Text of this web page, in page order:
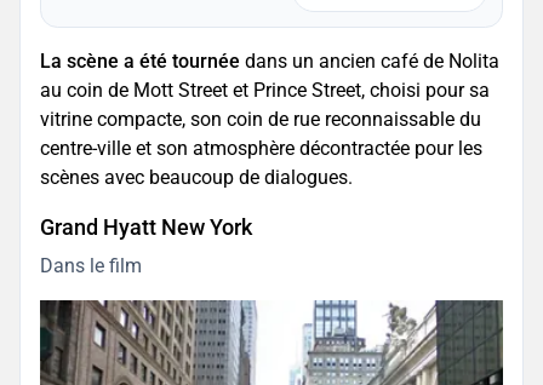
La scène a été tournée dans un ancien café de Nolita
au coin de Mott Street et Prince Street, choisi pour sa
vitrine compacte, son coin de rue reconnaissable du
centre-ville et son atmosphère décontractée pour les
scènes avec beaucoup de dialogues.
Grand Hyatt New York
Dans le film